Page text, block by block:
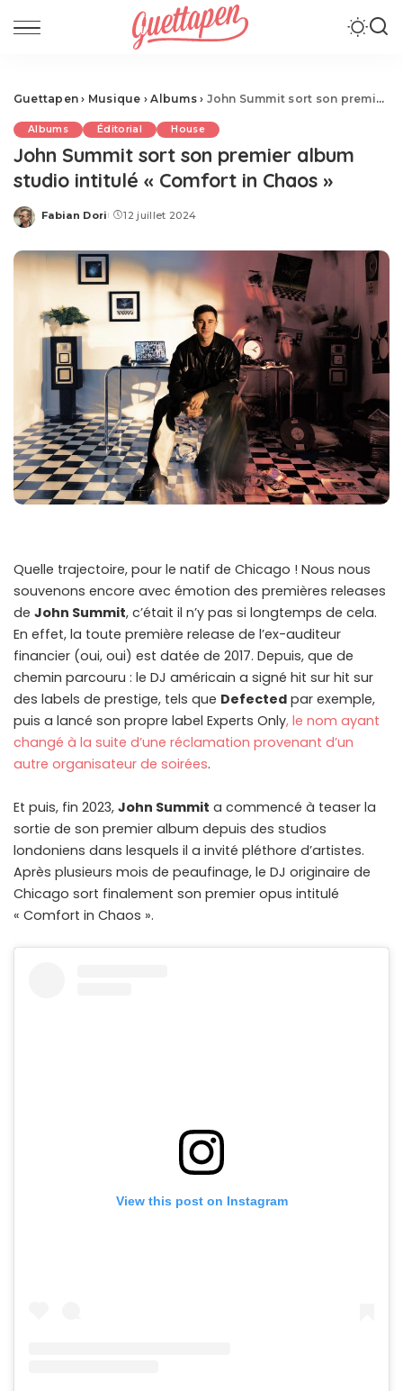
Guettapen › Musique ›Albums› John Summit sort son premier album studio intitulé « Comfort in Chaos »
Albums Éditorial House
John Summit sort son premier album
studio intitulé « Comfort in Chaos »
Posted
Fabian Dori 12 juillet 2024
Quelle trajectoire, pour le natif de Chicago ! Nous nous
souvenons encore avec émotion des premières releases
de John Summit, c’était il n’y pas si longtemps de cela.
En effet, la toute première release de l’ex-auditeur
financier (oui, oui) est datée de 2017. Depuis, que de
chemin parcouru : le DJ américain a signé hit sur hit sur
des labels de prestige, tels que Defected par exemple,
puis a lancé son propre label Experts Only, le nom ayant
changé à la suite d’une réclamation provenant d’un
autre organisateur de soirées.
Et puis, fin 2023, John Summit a commencé à teaser la
sortie de son premier album depuis des studios
londoniens dans lesquels il a invité pléthore d’artistes.
Après plusieurs mois de peaufinage, le DJ originaire de
Chicago sort finalement son premier opus intitulé
« Comfort in Chaos ».
View this post on Instagram